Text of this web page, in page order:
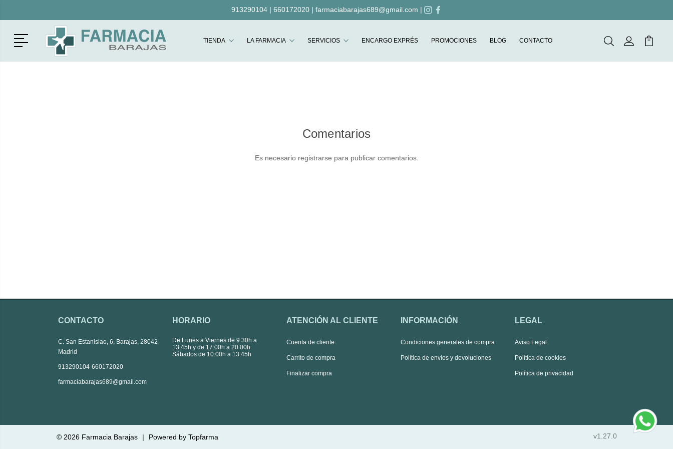
913290104| 660172020| farmaciabarajas689@gmail.com |
Menú TIENDA LA FARMACIA SERVICIOS ENCARGO EXPRÉS PROMOCIONES BLOG CONTACTO BuscarMi Cuenta
Mi
Comentarios
Es necesario registrarse para publicar comentarios.
CONTACTO
C. San Estanislao, 6, Barajas, 28042
Madrid
913290104 660172020
farmaciabarajas689@gmail.com
HORARIO
De Lunes a Viernes de 9:30h a
13:45h y de 17:00h a 20:00h
Sábados de 10:00h a 13:45h
ATENCIÓN AL CLIENTE
Cuenta de cliente
Carrito de compra
Finalizar compra
INFORMACIÓN
Condiciones generales de compra
Política de envíos y devoluciones
LEGAL
Aviso Legal
Política de cookies
Política de privacidad
© 2026 Farmacia Barajas | Powered by Topfarma v1.27.0